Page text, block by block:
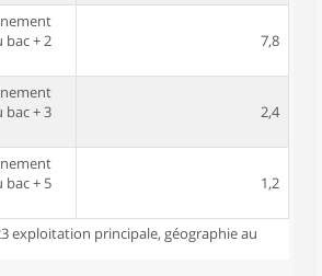
+ 2
7,8
+ 3
2,4
+ 5
1,2
exploitation principale, géographie au